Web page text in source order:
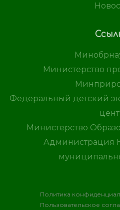
Министерство
Федеральный детский
Министерство
Администрация
Политика
Пользовательское